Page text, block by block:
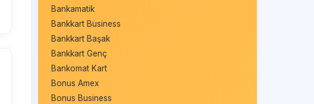
Bankamatik
Bankkart Business
Bankkart Başak
Bankkart Genç
Bankomat Kart
Bonus Amex
Bonus Business